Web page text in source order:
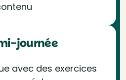
journée
avec des exercices